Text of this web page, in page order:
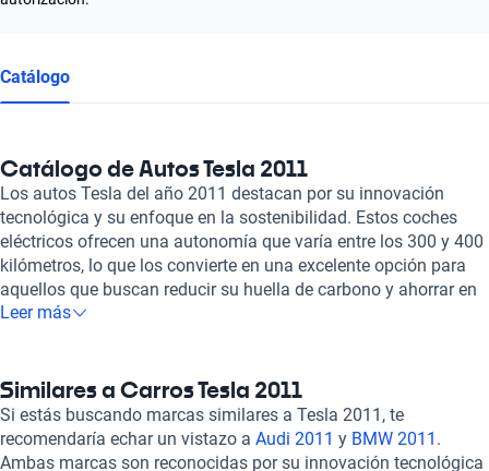
Catálogo
Catálogo de Autos Tesla 2011
Los autos Tesla del año 2011 destacan por su innovación
tecnológica y su enfoque en la sostenibilidad. Estos coches
eléctricos ofrecen una autonomía que varía entre los 300 y 400
kilómetros, lo que los convierte en una excelente opción para
aquellos que buscan reducir su huella de carbono y ahorrar en
costos de combustible. Además, su diseño aerodinámico y
aceleración impresionante, alcanzando de 0 a 100 km/h en
tiempos que van desde los 4 hasta los 7 segundos,
dependiendo del modelo específico. Su motor eléctrico
proporciona una conducción suave y silenciosa, brindando una
Leer más
Similares a Carros Tesla 2011
Si estás buscando marcas similares a Tesla 2011, te
recomendaría echar un vistazo a Audi 2011 y BMW 2011 .
Ambas marcas son reconocidas por su innovación tecnológica